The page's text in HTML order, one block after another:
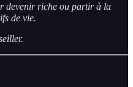
devenir riche ou partir à la
de vie.